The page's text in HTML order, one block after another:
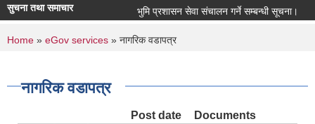
सुचना तथा समाचार भुमि प्रशासन सेवा संचालन गर्ने सम्बन्धी सूचना।
You are here
Home » eGov services » नागरिक वडापत्र
नागरिक वडापत्र
Post date Documents